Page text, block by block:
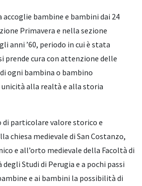
accoglie bambine e bambini dai 24
Primavera e nella sezione
anni ’60, periodo in cui è stata
prende cura con attenzione delle
ogni bambina o bambino
unicità alla realtà e alla storia
particolare valore storico e
chiesa medievale di San Costanzo,
e all’orto medievale della Facoltà di
Studi di Perugia e a pochi passi
e ai bambini la possibilità di